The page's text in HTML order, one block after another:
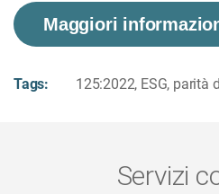
Maggiori
Tags: 125:2022, ESG, parità
Servizi